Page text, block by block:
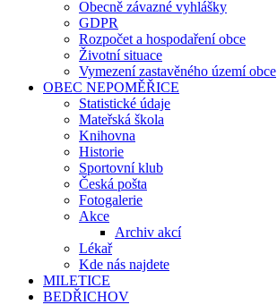
Obecně závazné vyhlášky
GDPR
Rozpočet a hospodaření obce
Životní situace
Vymezení zastavěného území obce
OBEC NEPOMĚŘICE
Statistické údaje
Mateřská škola
Knihovna
Historie
Sportovní klub
Česká pošta
Fotogalerie
Akce
Archiv akcí
Lékař
Kde nás najdete
MILETICE
BEDŘICHOV